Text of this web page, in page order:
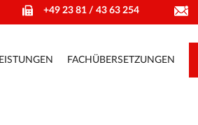
+49 23 81 / 43 63 254
FACHÜBERSETZUNGEN